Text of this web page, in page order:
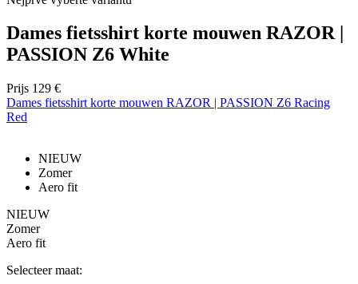
Dames fietsshirt korte mouwen RAZOR |
PASSION Z6 White
Prijs 129 €
Dames fietsshirt korte mouwen RAZOR | PASSION Z6 Racing
Red
NIEUW
Zomer
Aero fit
NIEUW
Zomer
Aero fit
Selecteer maat: